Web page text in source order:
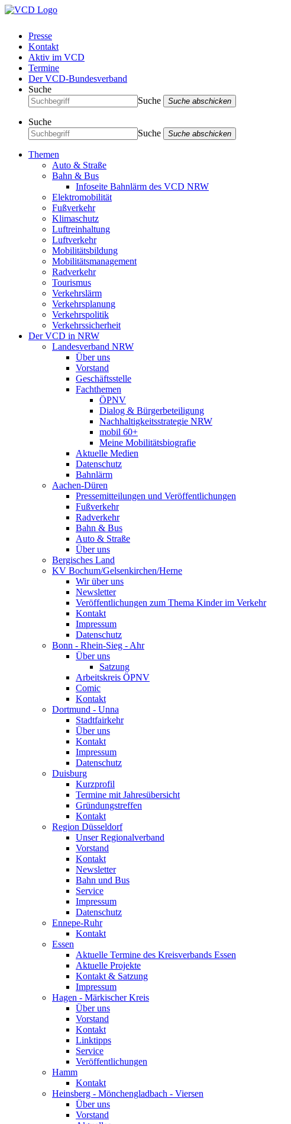
Presse
Kontakt
Aktiv im VCD
Termine
Der VCD-Bundesverband
Suche
Suche
Suche abschicken
Suche
Suche
Suche abschicken
Themen
Auto & Straße
Bahn & Bus
Infoseite Bahnlärm des VCD NRW
Elektromobilität
Fußverkehr
Klimaschutz
Luftreinhaltung
Luftverkehr
Mobilitätsbildung
Mobilitätsmanagement
Radverkehr
Tourismus
Verkehrslärm
Verkehrsplanung
Verkehrspolitik
Verkehrssicherheit
Der VCD in NRW
Landesverband NRW
Über uns
Vorstand
Geschäftsstelle
Fachthemen
ÖPNV
Dialog & Bürgerbeteiligung
Nachhaltigkeitsstrategie NRW
mobil 60+
Meine Mobilitätsbiografie
Aktuelle Medien
Datenschutz
Bahnlärm
Aachen-Düren
Pressemitteilungen und Veröffentlichungen
Fußverkehr
Radverkehr
Bahn & Bus
Auto & Straße
Über uns
Bergisches Land
KV Bochum/Gelsenkirchen/Herne
Wir über uns
Newsletter
Veröffentlichungen zum Thema Kinder im Verkehr
Kontakt
Impressum
Datenschutz
Bonn - Rhein-Sieg - Ahr
Über uns
Satzung
Arbeitskreis ÖPNV
Comic
Kontakt
Dortmund - Unna
Stadtfairkehr
Über uns
Kontakt
Impressum
Datenschutz
Duisburg
Kurzprofil
Termine mit Jahresübersicht
Gründungstreffen
Kontakt
Region Düsseldorf
Unser Regionalverband
Vorstand
Kontakt
Newsletter
Bahn und Bus
Service
Impressum
Datenschutz
Ennepe-Ruhr
Kontakt
Essen
Aktuelle Termine des Kreisverbands Essen
Aktuelle Projekte
Kontakt & Satzung
Impressum
Hagen - Märkischer Kreis
Über uns
Vorstand
Kontakt
Linktipps
Service
Veröffentlichungen
Hamm
Kontakt
Heinsberg - Mönchengladbach - Viersen
Über uns
Vorstand